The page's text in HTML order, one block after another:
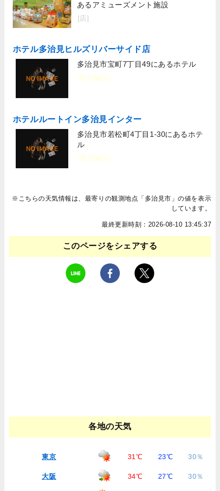
あるアミューズメント施設
[店]
ホテル多治見ヒルズリバーサイド店
多治見市宝町7丁目49にあるホテル
[宿泊施設]
ホテルルートイン多治見インター
多治見市若松町4丁目1-30にあるホテ
ル
[宿泊施設]
※こちらの天気情報は、最寄りの観測地点「多治見市」の値を表示
しています。
最終更新時刻：2026-08-10 13:45:37
このページをシェアする
各地の天気
東京 31℃ 23℃ 30％
大阪 34℃ 27℃ 30％